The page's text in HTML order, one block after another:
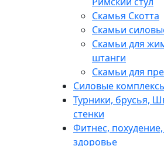
Скамья Скотта
Скамьи
Скамьи для
штанги
Скамьи для
Силовые
Турники, брусья,
стенки
Фитнес, похудение,
здоровье